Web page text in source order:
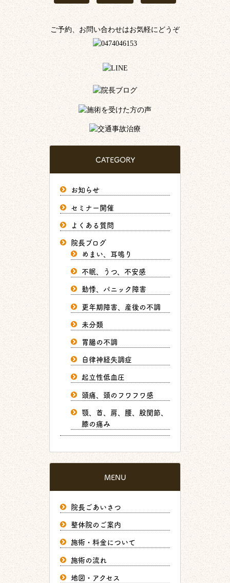
ご予約、お問い合わせはお気軽にどうぞ
CATEGORY
お知らせ
セミナー開催
よくある質問
院長ブログ
めまい、耳鳴り
不眠、うつ、不安感
動悸、パニック障害
更年期障害、産後の不調
未分類
胃腸の不調
自律神経失調症
起立性低血圧
頭痛、頭のフワフワ感
顎、首、肩、腰、股関節、
膝の痛み
MENU
院長ごあいさつ
整体院のご案内
施術・料金について
施術の流れ
地図・アクセス